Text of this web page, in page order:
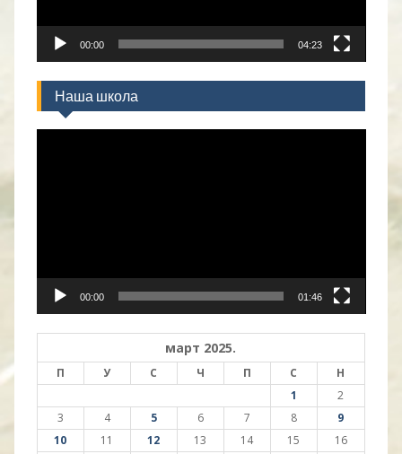
00:00 04:23
Наша школа
00:00 01:46
март 2025.
П У С Ч П С
Н
1
2
3
4 5 6 7 8
9
10
11 12 13 14 15 16